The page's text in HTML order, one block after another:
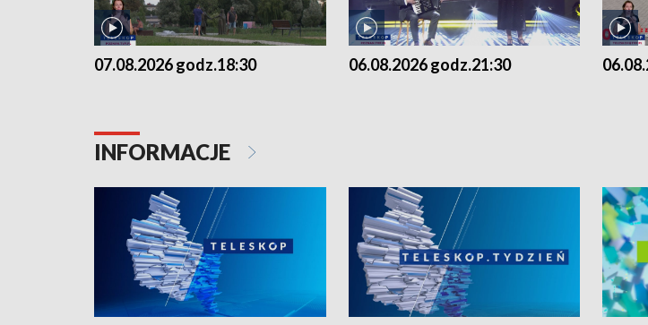
07.08.2026 godz.18:30 06.08.2026 godz.21:30
INFORMACJE